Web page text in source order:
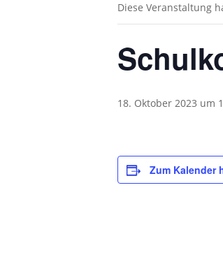
Diese Veranstaltung
18. Oktober 2023 um
Zum Kalender